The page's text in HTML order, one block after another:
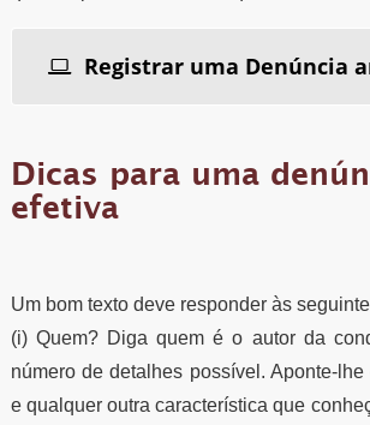
Registrar uma Denúncia
Dicas para uma
efetiva
Um bom texto deve responder às
(i) Quem? Diga quem é o autor da
número de detalhes possível. Aponte-
e qualquer outra característica que